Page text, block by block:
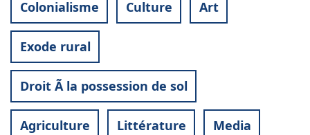
Colonialisme Culture Art
Exode rural
Droit Ã la possession de sol
Agriculture Littérature Media